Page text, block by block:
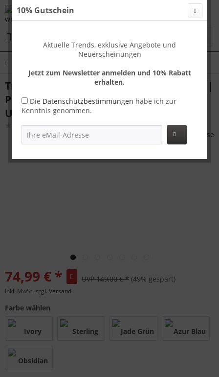
Travelhouse Capri Handgepäck Koffer S |
Polycarbonat-Hartschale | TSA-Schloss,
USB-Anschluss
74,99 € * UVP 149,00 € * (49% gespart)
inkl. MwSt. zzgl. Versand
Farbe wählen
10% Gutschein
Aktuelle Trends, exklusive Angebote und
Neuerscheinungen
Jetzt zum Newsletter anmelden und 10% Rabatt
erhalten.
Die Datenschutzbestimmungen habe ich zur
Kenntnis genommen.